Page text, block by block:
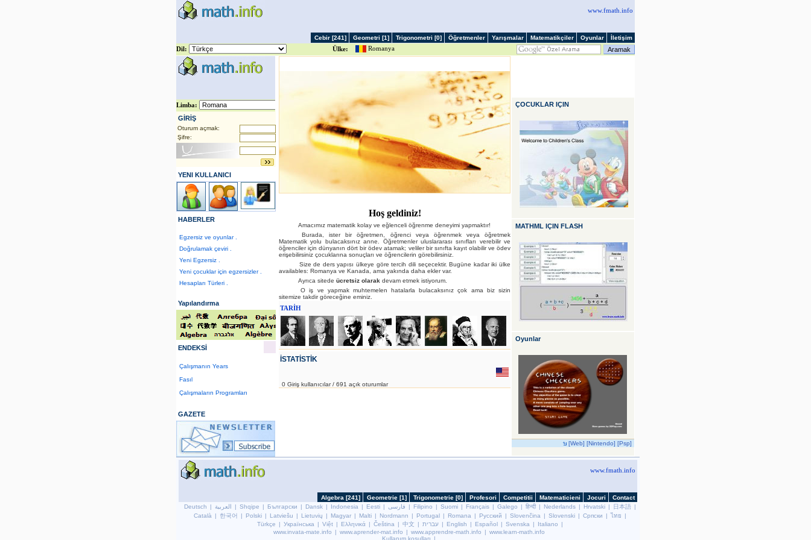
www.fmath.info
İletişim
Oyunlar
Matematikçiler
Yarışmalar
Öğretmenler
Trigonometri [0]
Geometri [1]
Cebir [241]
Dil: Ülke: Romanya
GİRİŞ
Oturum açmak:
Şifre:
YENI KULLANICI
HABERLER
Egzersiz ve oyunlar .
Doğrulamak çeviri .
Yeni Egzersiz .
Yeni çocuklar için egzersizler .
Hesapları Türleri .
Yapılandırma
ENDEKSİ
Çalışmanın Years
Fasıl
Çalışmaların Programları
GAZETE
Hoş geldiniz!
Amacımız matematik kolay ve eğlenceli öğrenme deneyimi yapmaktır!
Burada, ister bir öğretmen, öğrenci veya öğrenmek veya öğretmek
Matematik yolu bulacaksınız anne. Öğretmenler uluslararası sınıfları verebilir ve
öğrenciler için dünyanın dört bir ödev atamak; veliler bir sınıfta kayıt olabilir ve ödev
erişebilirsiniz çocuklarına sonuçları ve öğrencilerin görebilirsiniz.
Size de ders yapısı ülkeye göre tercih dili seçecektir. Bugüne kadar iki ülke
availables: Romanya ve Kanada, ama yakında daha ekler var.
Ayrıca sitede ücretsiz olarak devam etmek istiyorum.
O iş ve yapmak muhtemelen hatalarla bulacaksınız çok ama biz sizin
sitemize takdir göreceğine eminiz.
TARİH
İSTATİSTİK
0 Giriş kullanıcılar / 691 açık oturumlar
ÇOCUKLAR IÇIN
MATHML IÇIN FLASH
Oyunlar
[Web] [Nintendo] [Psp]
Deutsch | العربية | Shqipe | Български | Dansk | Indonesia | Eesti | فارسی | Filipino | Suomi | Français | Galego | हिन्दी | Nederlands | Hrvatski | 日本語 |
Català
| 한국어 | Polski | Latviešu | Lietuvių | Magyar | Malti | Nordmann | Portugal | Romana | Русский | Slovenčina | Slovenski | Српски | ไทย
|
Türkçe
| Українська | Việt | Ελληνικά | Čeština | 中文 | עברית | English | Español | Svenska | Italiano
|
www.invata-mate.info
| www.aprender-mat.info | www.apprendre-math.info | www.learn-math.info
Kullanım koşulları
|